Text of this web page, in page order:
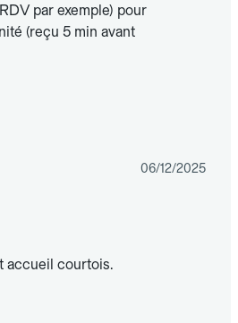
par exemple) pour
(reçu 5 min avant
06/12/2025
accueil courtois.